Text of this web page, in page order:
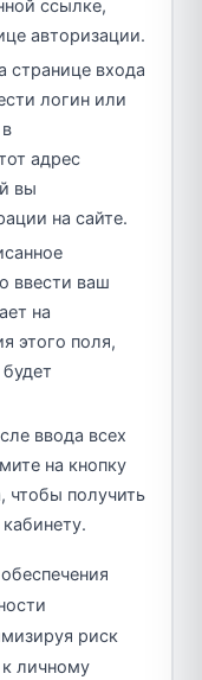
ссылке,
авторизации.
странице входа
логин или
адрес
вы
на сайте.
ввести ваш
на
этого поля,
ввода всех
на кнопку
чтобы получить
риск
личному